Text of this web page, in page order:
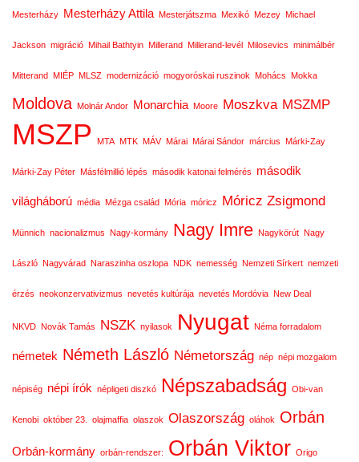
Mesterházy Mesterházy Attila Mesterjátszma Mexikó Mezey Michael
Jackson migráció Mihail Bathtyin Millerand Millerand-levél Milosevics minimálbér
Mitterand MIÉP MLSZ modernizáció mogyoróskai ruszinok Mohács Mokka
Moldova Molnár Andor Monarchia Moore Moszkva MSZMP
MSZP MTA MTK MÁV Márai Márai Sándor március Márki-Zay
Márki-Zay Péter Másfélmillió lépés második katonai felmérés második
világháború média Mézga család Mória móricz Móricz Zsigmond
Münnich nacionalizmus Nagy-kormány Nagy Imre Nagykörút Nagy
László Nagyvárad Naraszinha oszlopa NDK nemesség Nemzeti Sírkert nemzeti
érzés neokonzervativizmus nevetés kultúrája nevetés Mordóvia New Deal
NKVD Novák Tamás NSZK nyilasok Nyugat Néma forradalom
németek Németh László Németország nép népi mozgalom
népiség népi írók népligeti diszkó Népszabadság Obi-van
Kenobi október 23. olajmaffia olaszok Olaszország oláhok Orbán
Orbán-kormány orbán-rendszer: Orbán Viktor Origo